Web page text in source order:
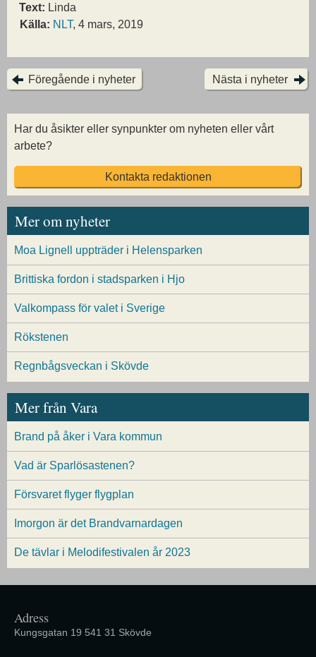
Text: Linda
Källa: NLT, 4 mars, 2019
Föregående i nyheter Nästa i nyheter
Har du åsikter eller synpunkter om nyheten eller vårt
arbete?
Kontakta redaktionen
Mer om nyheter
Moa Lignell uppträder i Helensparken
Brittiska fordon i stadsparken i Hjo
Valkompass för valet i Sverige
Rökstenen
Regnbågsveckan i Skövde
Mer från Vara
Brand på åker i Vara kommun
Vad är Sparlösastenen?
Försvaret flyger flygplan
Imorgon är det Brandvarnardagen
De tävlar i Melodifestivalen år 2023
Adress
Kungsgatan 19 541 31 Skövde